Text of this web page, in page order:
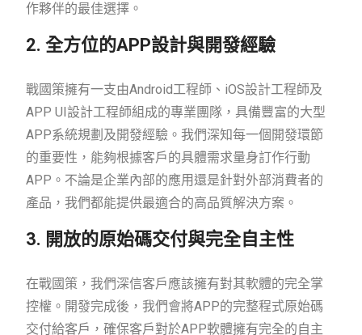
作夥伴的最佳選擇。
2. 全方位的APP設計與開發經驗
戰國策擁有一支由Android工程師、iOS設計工程師及
APP UI設計工程師組成的專業團隊，具備豐富的大型
APP系統規劃及開發經驗。我們深知每一個開發環節
的重要性，能夠根據客戶的具體需求量身訂作行動
APP。不論是企業內部的應用還是針對外部消費者的
產品，我們都能提供最適合的高品質解決方案。
3. 開放的原始碼交付與完全自主性
在戰國策，我們深信客戶應該擁有對其軟體的完全掌
控權。開發完成後，我們會將APP的完整程式原始碼
交付給客戶，確保客戶對於APP軟體擁有完全的自主